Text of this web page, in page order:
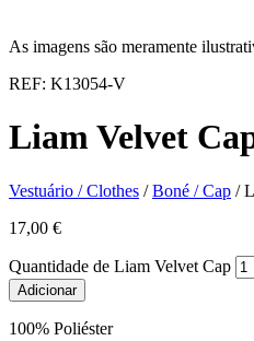
As imagens são meramente
REF: K13054-V
Liam Velvet
Vestuário / Clothes /Boné / Cap /
17,00 €
Quantidade de Liam Velvet Cap
Adicionar
100% Poliéster